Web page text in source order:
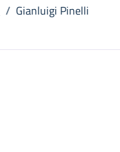
/ Gianluigi Pinelli